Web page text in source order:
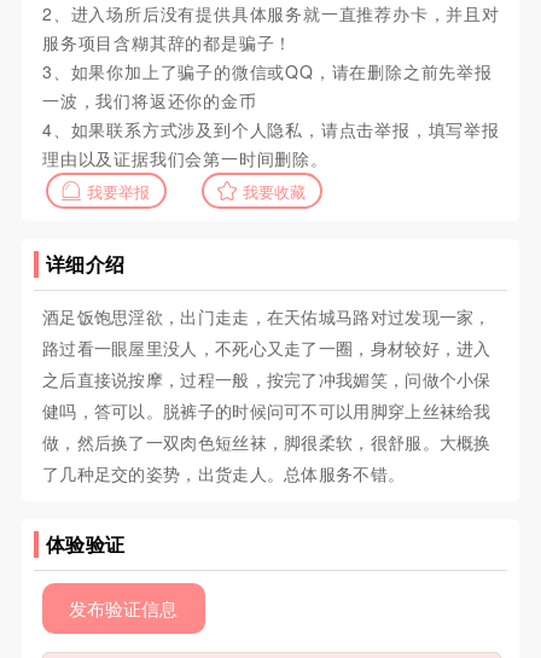
2、进入场所后没有提供具体服务就一直推荐办卡，并且对
服务项目含糊其辞的都是骗子！
3、如果你加上了骗子的微信或QQ，请在删除之前先举报
一波，我们将返还你的金币
4、如果联系方式涉及到个人隐私，请点击举报，填写举报
理由以及证据我们会第一时间删除。
我要举报 我要收藏
详细介绍
酒足饭饱思淫欲，出门走走，在天佑城马路对过发现一家，
路过看一眼屋里没人，不死心又走了一圈，身材较好，进入
之后直接说按摩，过程一般，按完了冲我媚笑，问做个小保
健吗，答可以。脱裤子的时候问可不可以用脚穿上丝袜给我
做，然后换了一双肉色短丝袜，脚很柔软，很舒服。大概换
了几种足交的姿势，出货走人。总体服务不错。
体验验证
发布验证信息